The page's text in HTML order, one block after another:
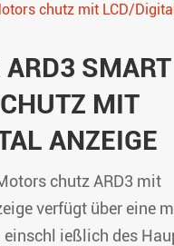
chutz mit LCD/
ARD3 SMART
MIT
ANZEIGE
chutz ARD3 mit
verfügt über eine
einschl ießlich des